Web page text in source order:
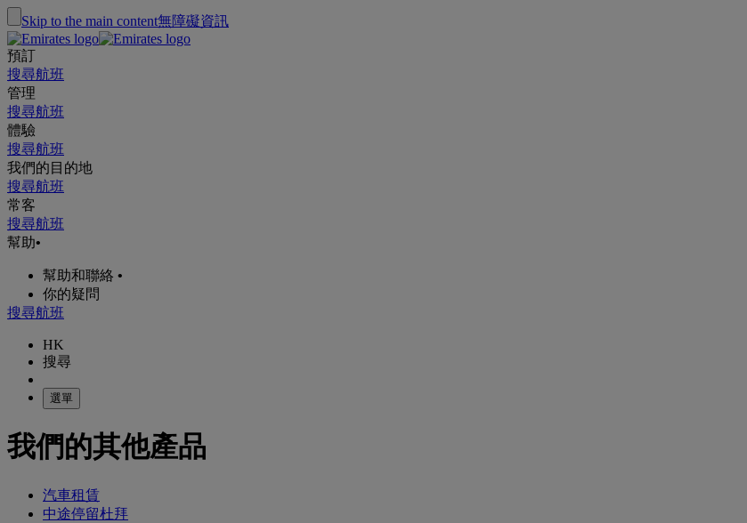
Skip to the main content無障礙資訊
預訂
搜尋航班
管理
搜尋航班
體驗
搜尋航班
我們的目的地
搜尋航班
常客
搜尋航班
幫助•
幫助和聯絡 •
你的疑問
搜尋航班
HK
搜尋
選單
我們的其他產品
汽車租賃
中途停留杜拜